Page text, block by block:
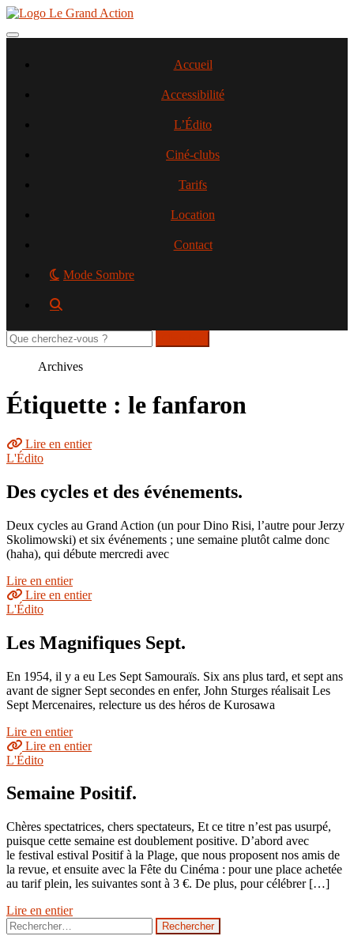
Aller
contenu
Toggle navigation
Accueil
Accessibilité
L’Édito
Ciné-clubs
Tarifs
Location
Contact
Mode Sombre
Rechercher
sur
Archives
Étiquette : le fanfaron
Lire en entier
L'Édito
Des cycles et des événements.
Deux cycles au Grand Action (un pour Dino Risi, l’autre pour Jerzy
Skolimowski) et six événements ; une semaine plutôt calme donc
(haha), qui débute mercredi avec
Lire en entier
Lire en entier
L'Édito
Les Magnifiques Sept.
En 1954, il y a eu Les Sept Samouraïs. Six ans plus tard, et sept ans
avant de signer Sept secondes en enfer, John Sturges réalisait Les
Sept Mercenaires, relecture us des héros de Kurosawa
Lire en entier
Lire en entier
L'Édito
Semaine Positif.
Chères spectatrices, chers spectateurs, Et ce titre n’est pas usurpé,
puisque cette semaine est doublement positive. D’abord avec
le festival estival Positif à la Plage, que nous proposent nos amis de
la revue, et ensuite avec la Fête du Cinéma : pour une place achetée
au tarif plein, les suivantes sont à 3 €. De plus, pour célébrer […]
Lire en entier
Rechercher :